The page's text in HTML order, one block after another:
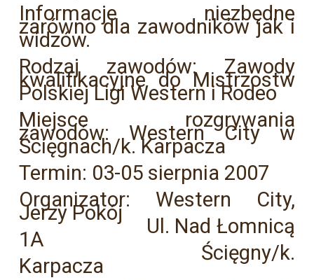
Informacje niezbędne
zarówno dla zawodników jak i
widzów.
Rodzaj zawodów: Zawody
kwalifikacyjne do Mistrzostw
Polskiej Ligi Western i Rodeo
Miejsce rozgrywania
zawodów: Western City w
Ścięgnach/k. Karpacza
Termin: 03-05 sierpnia 2007
Organizator: Western City,
Jerzy Pokój
Ul. Nad Łomnicą
1A
Ścięgny/k.
Karpacza